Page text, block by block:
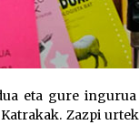
eta gure
Zazpi